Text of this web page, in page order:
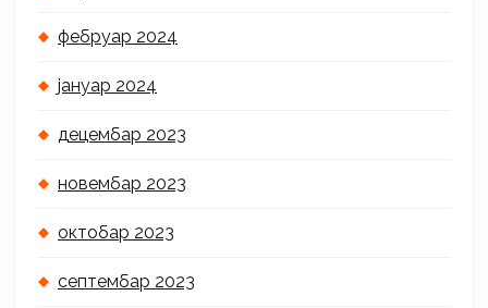
фебруар 2024
јануар 2024
децембар 2023
новембар 2023
октобар 2023
септембар 2023